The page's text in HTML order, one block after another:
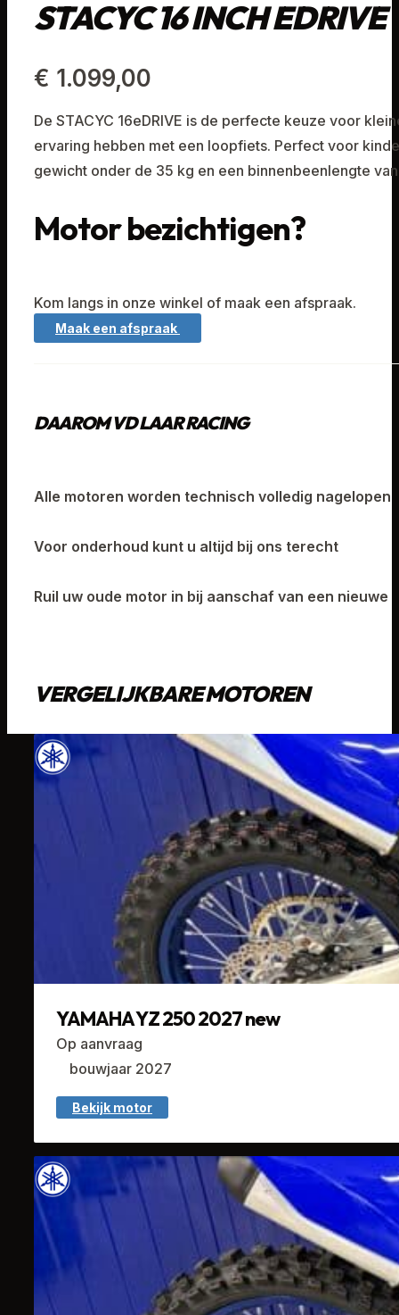
STACYC 16 INCH EDRIVE
€ 1.099,00
De STACYC 16eDRIVE is de perfecte keuze voor
ervaring hebben met een loopfiets. Perfect voor
gewicht onder de 35 kg en een binnenbeenlengte
Motor bezichtigen?
Kom langs in onze winkel of maak een afspraak.
Maak een afspraak
DAAROM VD LAAR RACING
Alle motoren worden technisch volledig nagelopen
Voor onderhoud kunt u altijd bij ons terecht
Ruil uw oude motor in bij aanschaf van een nieuwe
VERGELIJKBARE MOTOREN
YAMAHA YZ 250 2027 new
Op aanvraag
bouwjaar 2027
Bekijk motor